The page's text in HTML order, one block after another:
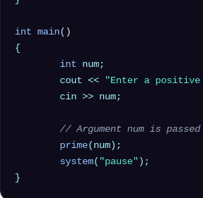
int main()
{
int num;
	cout <<
"Enter a
// Argument num is
prime(num);
system( "pause" );